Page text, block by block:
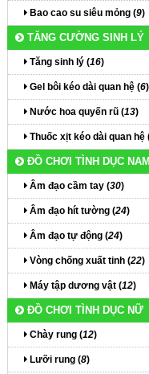
Bao cao su siêu mỏng (9)
TĂNG CƯỜNG SINH LÝ
Tăng sinh lý (16)
Gel bôi kéo dài quan hệ (6)
Nước hoa quyến rũ (13)
Thuốc xịt kéo dài quan hệ
ĐỒ CHƠI TÌNH DỤC NAM
Âm đạo cầm tay (30)
Âm đạo hít tường (24)
Âm đạo tự động (24)
Vòng chống xuất tinh (22)
Máy tập dương vật (12)
ĐỒ CHƠI TÌNH DỤC NỮ
Chày rung (12)
Lưỡi rung (8)